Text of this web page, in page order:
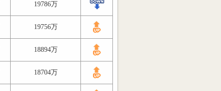
19786万
19756万
18894万
18704万